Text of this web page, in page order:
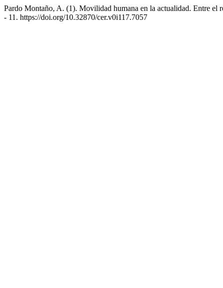
Pardo Montaño, A. (1). Movilidad humana en la actualidad. Entre
- 11. https://doi.org/10.32870/cer.v0i117.7057